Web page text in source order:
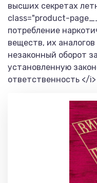
высших секретах
class="product-
потребление
веществ, их
незаконный оборот
установленную
ответственность </i>